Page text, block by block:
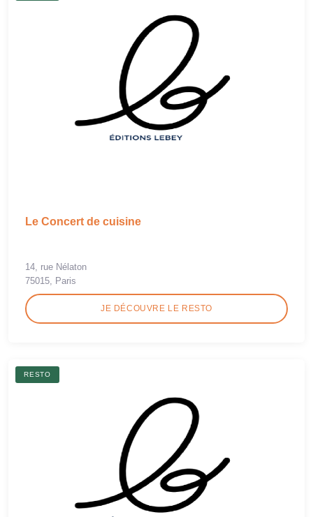
Le Concert de cuisine
14, rue Nélaton
75015, Paris
JE DÉCOUVRE LE RESTO
RESTO